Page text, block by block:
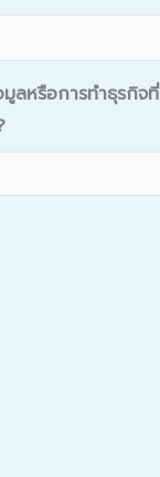
ลหรือการทำธุรกิจที่